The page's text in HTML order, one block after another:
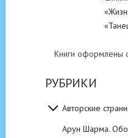
Книги оформлены
РУБРИКИ
Авторские
Арун Шарма.